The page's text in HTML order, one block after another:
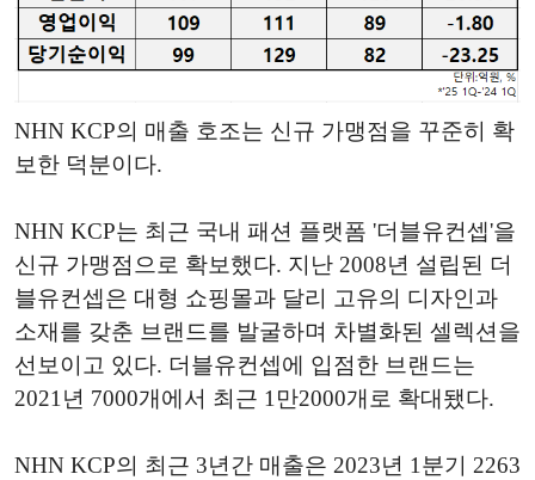
NHN KCP의 매출 호조는 신규 가맹점을 꾸준히 확
보한 덕분이다.
NHN KCP는 최근 국내 패션 플랫폼 '더블유컨셉'을
신규 가맹점으로 확보했다. 지난 2008년 설립된 더
블유컨셉은 대형 쇼핑몰과 달리 고유의 디자인과
소재를 갖춘 브랜드를 발굴하며 차별화된 셀렉션을
선보이고 있다. 더블유컨셉에 입점한 브랜드는
2021년 7000개에서 최근 1만2000개로 확대됐다.
NHN KCP의 최근 3년간 매출은 2023년 1분기 2263